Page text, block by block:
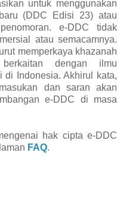
untuk menggunakan
(DDC Edisi 23) atau
e-DDC tidak
atau semacamnya.
memperkaya khazanah
dengan ilmu
di Indonesia. Akhirul kata,
dan saran akan
e-DDC di masa
hak cipta e-DDC
FAQ.